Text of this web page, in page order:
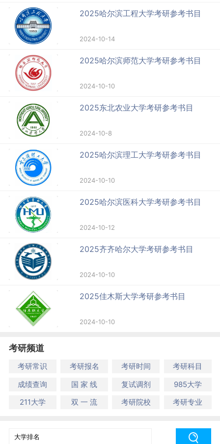
2025哈尔滨工程大学考研参考书目
2024-10-14
2025哈尔滨师范大学考研参考书目
2024-10-10
2025东北农业大学考研参考书目
2024-10-8
2025哈尔滨理工大学考研参考书目
2024-10-10
2025哈尔滨医科大学考研参考书目
2024-10-12
2025齐齐哈尔大学考研参考书目
2024-10-10
2025佳木斯大学考研参考书目
2024-10-10
考研频道
考研常识 考研报名 考研时间
考研科目
成绩查询
国 家 线 复试调剂
985大学
211大学
双 一 流 考研院校 考研专业